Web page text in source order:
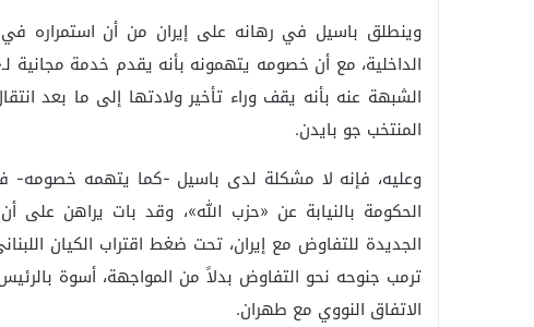
وينطلق باسيل في رهانه على إيران من أن استمراره
الداخلية، مع أن خصومه يتهمونه بأنه يقدم خدمة مجانية
الشبهة عنه بأنه يقف وراء تأخير ولادتها إلى ما بعد
المنتخب جو بايدن.
وعليه، فإنه لا مشكلة لدى باسيل -كما يتهمه خصومه-
الحكومة بالنيابة عن «حزب الله»، وقد بات يراهن على أن
الجديدة للتفاوض مع إيران، تحت ضغط اقتراب الكيان
ترمب جنوحه نحو التفاوض بدلاً من المواجهة، أسوة
الاتفاق النووي مع طهران.